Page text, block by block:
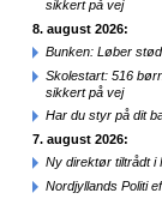
sikkert på vej
8. august 2026:
Bunken: Løber
Skolestart: 516
sikkert på vej
Har du styr på dit
7. august 2026:
Ny direktør tiltrådt i
Nordjyllands Politi